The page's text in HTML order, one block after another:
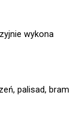
wykona
palisad, bram